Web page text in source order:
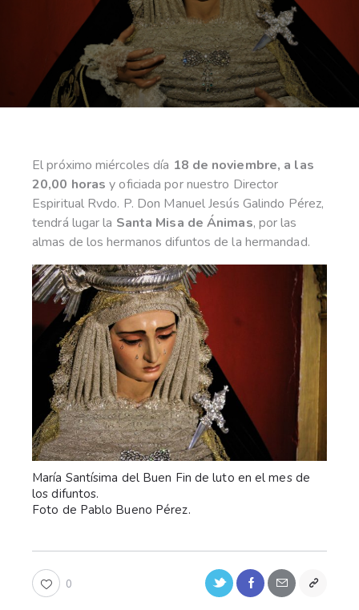
El próximo miércoles día 18 de noviembre, a las
20,00 horas y oficiada por nuestro Director
Espiritual Rvdo. P. Don Manuel Jesús Galindo Pérez,
tendrá lugar la Santa Misa de Ánimas, por las
almas de los hermanos difuntos de la hermandad.
María Santísima del Buen Fin de luto en el mes de
los difuntos.
Foto de Pablo Bueno Pérez.
0